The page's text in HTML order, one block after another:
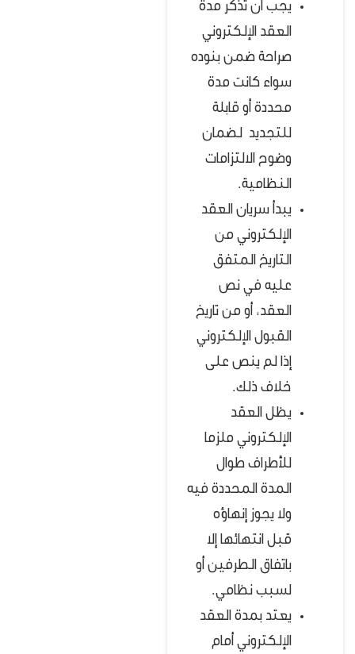
يجب أن تذكر مدة
العقد الإلكتروني
صراحة ضمن بنوده
سواء كانت مدة
محددة أو قابلة
للتجديد لضمان
وضوح الالتزامات
النظامية.
يبدأ سريان العقد
الإلكتروني من
التاريخ المتفق
عليه في نص
العقد، أو من تاريخ
القبول الإلكتروني
إذا لم ينص على
خلاف ذلك.
يظل العقد
الإلكتروني ملزما
للأطراف طوال
المدة المحددة فيه
ولا يجوز إنهاؤه
قبل انتهائها إلا
باتفاق الطرفين أو
لسبب نظامي.
يعتد بمدة العقد
الإلكتروني أمام